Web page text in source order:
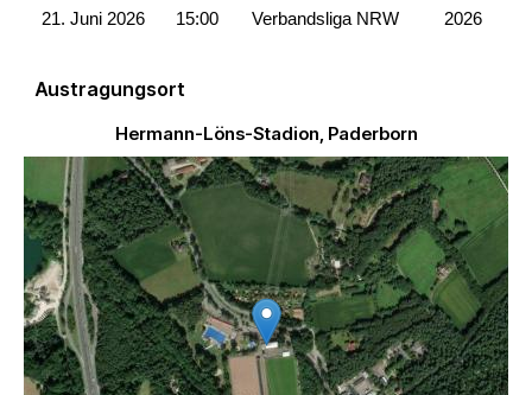
21. Juni 2026 15:00 Verbandsliga NRW 2026
Austragungsort
Hermann-Löns-Stadion, Paderborn